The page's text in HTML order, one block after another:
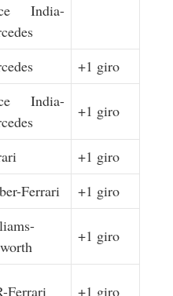
India-
+1 giro
India-
+1 giro
+1 giro
Ferrari +1 giro
+1 giro
Ferrari +1 giro